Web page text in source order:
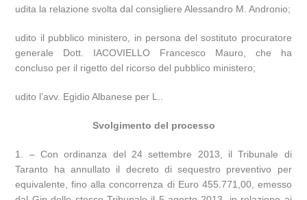
udita la relazione svolta dal consigliere Alessandro M. Andronio;
udito il pubblico ministero, in persona del sostituto procuratore
generale Dott. IACOVIELLO Francesco Mauro, che ha
concluso per il rigetto del ricorso del pubblico ministero;
udito l’avv. Egidio Albanese per L..
Svolgimento del processo
1. – Con ordinanza del 24 settembre 2013, il Tribunale di
Taranto ha annullato il decreto di sequestro preventivo per
equivalente, fino alla concorrenza di Euro 455.771,00, emesso